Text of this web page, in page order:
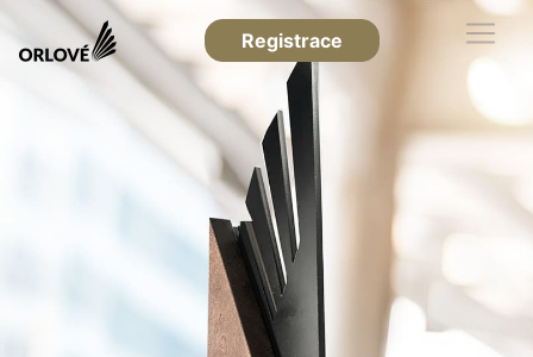
Registrace